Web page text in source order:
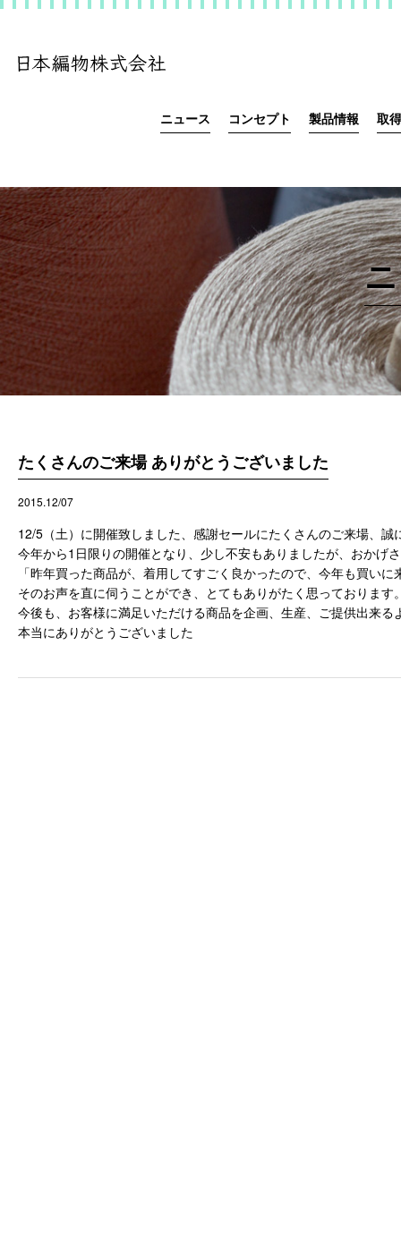
ニュース コンセプト 製品情報 取
たくさんのご来場 ありがとうございました
2015.12/07
12/5（土）に開催致しました、感謝セールにたくさんのご来場、誠
今年から1日限りの開催となり、少し不安もありましたが、おかげ
「昨年買った商品が、着用してすごく良かったので、今年も買い
そのお声を直に伺うことができ、とてもありがたく思っております
今後も、お客様に満足いただける商品を企画、生産、ご提供出来る
本当にありがとうございました